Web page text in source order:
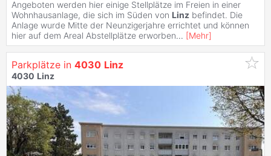
Angeboten werden hier einige Stellplätze im Freien in einer
Wohnhausanlage, die sich im Süden von Linz befindet. Die
Anlage wurde Mitte der Neunzigerjahre errichtet und können
hier auf dem Areal Abstellplätze erworben... [Mehr]
Parkplätze in 4030 Linz
4030 Linz